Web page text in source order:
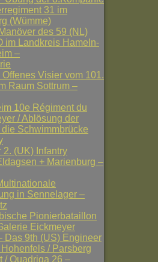
31 im
(Wümme)
des 59 (NL)
im Landkreis Hameln-
–
Visier vom 101.
Raum Sottrum –
10e Régiment du
/ Ablösung der
Schwimmbrücke
2. (UK) Infantry
+ Marienburg –
in Sennelager –
Pionierbataillon
Eickmeyer
Das 9th (US) Engineer
/ Parsberg
/ Quadriga 26 –